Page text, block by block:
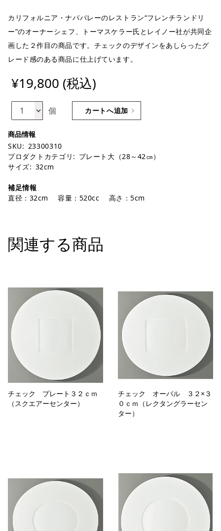
カリフォルニア・ナパバレーのレストラン“フレンチランドリ
ー”のオーナーシェフ、トーマスケラー氏とレイノー社が共同企
画した２作目の商品です。チェックのデザインをあしらったグ
レード感のある商品に仕上げています。
¥19,800 (税込)
個 カートへ追加
SKU: 23300310
プロダクトカテゴリ: プレート大（28～42㎝）
サイズ: 32cm
補足情報
直径：32cm 容量：520cc 高さ：5cm
関連する商品
チェック プレート３２ｃｍ
（スクエアーセンター）
チェック オーバル ３２×３
０ｃｍ（レクタングラーセン
ター）